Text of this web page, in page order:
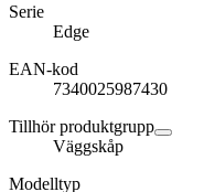
Serie
Edge
EAN-kod
7340025987430
Tillhör produktgrupp
Väggskåp
Modelltyp